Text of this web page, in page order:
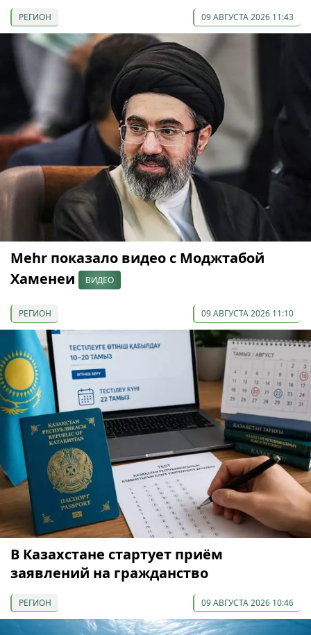
РЕГИОН 09 АВГУСТА 2026 11:43
Mehr показало видео с Моджтабой
Хаменеи
ВИДЕО
РЕГИОН 09 АВГУСТА 2026 11:10
В Казахстане стартует приём
заявлений на гражданство
РЕГИОН 09 АВГУСТА 2026 10:46